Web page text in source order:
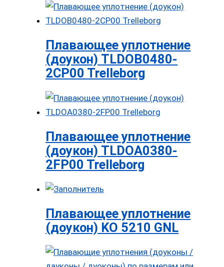
Плавающее уплотнение
(доукон) TLDOB0480-
2CP00 Trelleborg
Плавающее уплотнение
(доукон) TLDOA0380-
2FP00 Trelleborg
Плавающее уплотнение
(доукон) KO 5210 GNL